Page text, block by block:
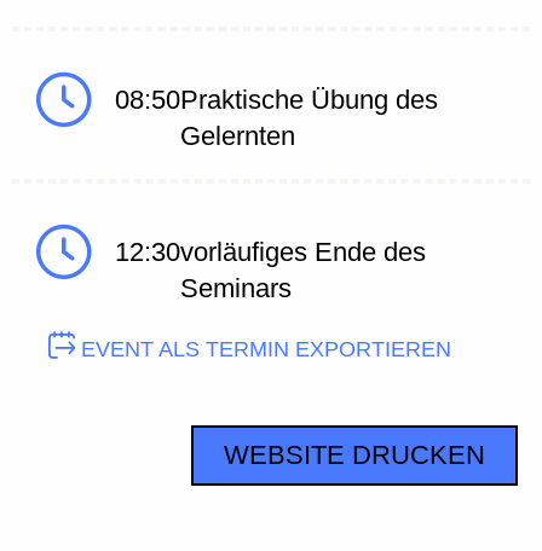
08:50Praktische Übung des
Gelernten
12:30vorläufiges Ende des
Seminars
EVENT ALS TERMIN EXPORTIEREN